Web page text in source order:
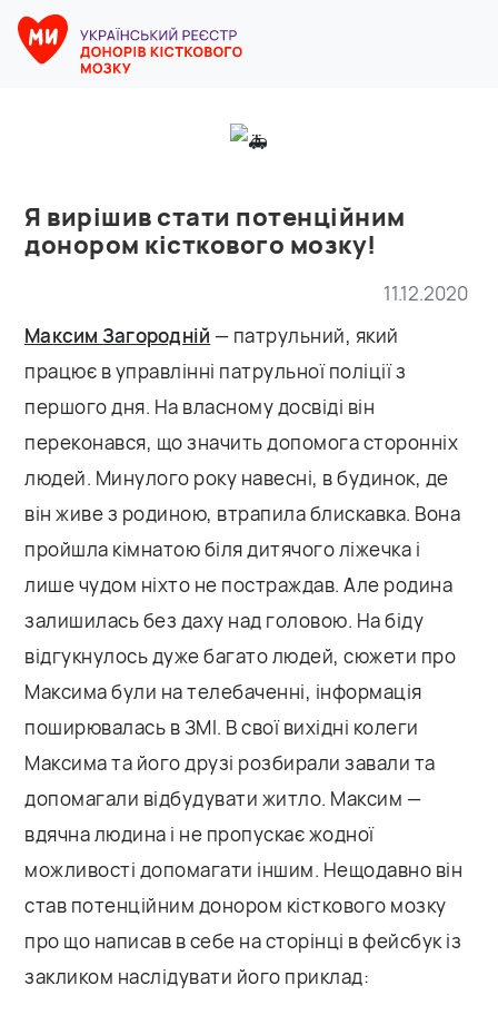
Я вирішив стати потенційним
донором кісткового мозку!
11.12.2020
Максим Загородній — патрульний, який
працює в управлінні патрульної поліції з
першого дня. На власному досвіді він
переконався, що значить допомога сторонніх
людей. Минулого року навесні, в будинок, де
він живе з родиною, втрапила блискавка. Вона
пройшла кімнатою біля дитячого ліжечка і
лише чудом ніхто не постраждав. Але родина
залишилась без даху над головою. На біду
відгукнулось дуже багато людей, сюжети про
Максима були на телебаченні, інформація
поширювалась в ЗМІ. В свої вихідні колеги
Максима та його друзі розбирали завали та
допомагали відбудувати житло. Максим —
вдячна людина і не пропускає жодної
можливості допомагати іншим. Нещодавно він
став потенційним донором кісткового мозку
про що написав в себе на сторінці в фейсбук із
закликом наслідувати його приклад: